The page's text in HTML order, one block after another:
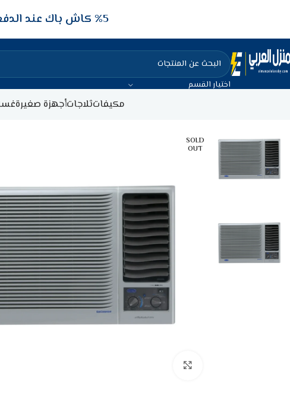
5‎% كاش باك عند الدفع عن طريق الفيزا البنكيه
اختيار القسم
مكيفاتثلاجاتأجهزة صغيرة
SOLD
OUT